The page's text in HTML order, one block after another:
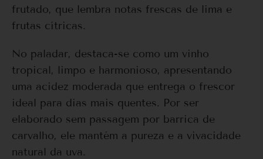
frutado, que lembra notas frescas de lima e
frutas cítricas.
No paladar, destaca-se como um vinho
tropical, limpo e harmonioso, apresentando
uma acidez moderada que entrega o frescor
ideal para dias mais quentes. Por ser
elaborado sem passagem por barrica de
carvalho, ele mantém a pureza e a vivacidade
natural da uva.